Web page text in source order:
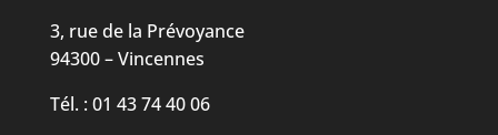
3, rue de la Prévoyance
94300 – Vincennes
Tél. : 01 43 74 40 06